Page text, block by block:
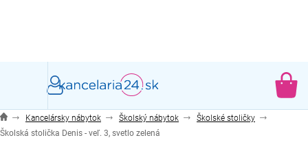
Kancelársky nábytok Školský nábytok
Školské stoličky
Školská stolička Denis - veľ. 3, svetlo zelená